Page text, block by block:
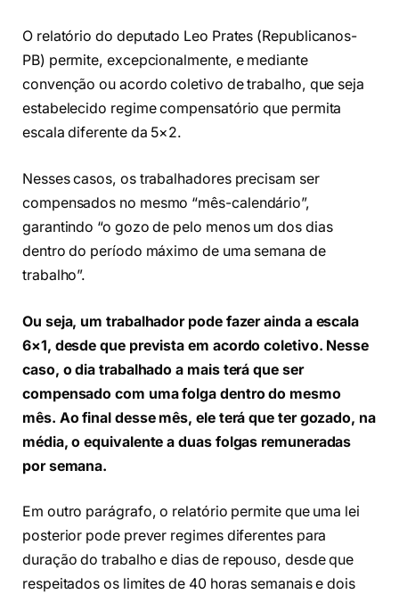
O relatório do deputado Leo Prates (Republicanos-
PB) permite, excepcionalmente, e mediante
convenção ou acordo coletivo de trabalho, que seja
estabelecido regime compensatório que permita
escala diferente da 5×2.
Nesses casos, os trabalhadores precisam ser
compensados no mesmo “mês-calendário”,
garantindo “o gozo de pelo menos um dos dias
dentro do período máximo de uma semana de
trabalho”.
Ou seja, um trabalhador pode fazer ainda a escala
6×1, desde que prevista em acordo coletivo. Nesse
caso, o dia trabalhado a mais terá que ser
compensado com uma folga dentro do mesmo
mês. Ao final desse mês, ele terá que ter gozado, na
média, o equivalente a duas folgas remuneradas
por semana.
Em outro parágrafo, o relatório permite que uma lei
posterior pode prever regimes diferentes para
duração do trabalho e dias de repouso, desde que
respeitados os limites de 40 horas semanais e dois